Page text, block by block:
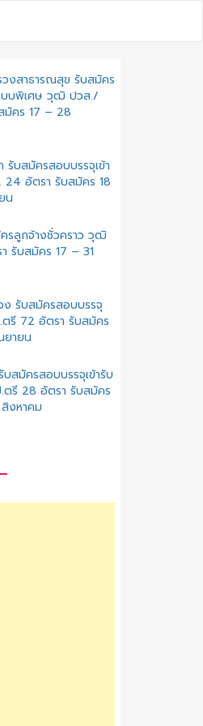
งสาธารณสุข รับสมัคร
บบพิเศษ วุฒิ ปวส./
มัคร 17 – 28
รับสมัครสอบบรรจุเข้า
24 อัตรา รับสมัคร 18
น
รลูกจ้างชั่วคราว วุฒิ
รับสมัคร 17 – 31
รับสมัครสอบบรรจุ
ตรี 72 อัตรา รับสมัคร
ยายน
สมัครสอบบรรจุเข้ารับ
รี 28 อัตรา รับสมัคร
งหาคม